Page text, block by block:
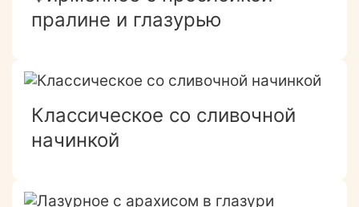
пралине и глазурью
Классическое со сливочной
начинкой